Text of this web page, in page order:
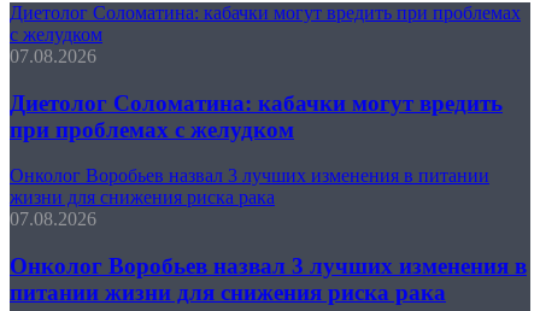
Диетолог Соломатина: кабачки могут вредить при проблемах
с желудком
07.08.2026
Диетолог Соломатина: кабачки могут вредить
при проблемах с желудком
Онколог Воробьев назвал 3 лучших изменения в питании
жизни для снижения риска рака
07.08.2026
Онколог Воробьев назвал 3 лучших изменения в
питании жизни для снижения риска рака